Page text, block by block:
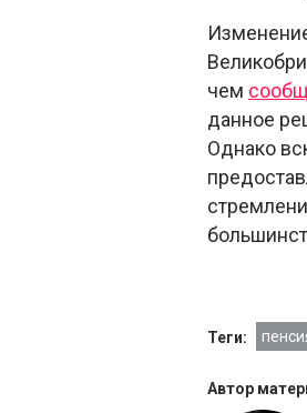
чем
данное
Однако
Теги:
Автор